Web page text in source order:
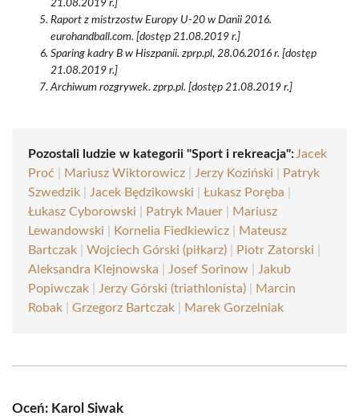
21.08.2019 r.]
Raport z mistrzostw Europy U-20 w Danii 2016.
eurohandball.com. [dostęp 21.08.2019 r.]
Sparing kadry B w Hiszpanii. zprp.pl, 28.06.2016 r. [dostęp
21.08.2019 r.]
Archiwum rozgrywek. zprp.pl. [dostęp 21.08.2019 r.]
Pozostali ludzie w kategorii "Sport i rekreacja": Jacek
Proć
Mariusz Wiktorowicz Jerzy Koziński
Patryk
Szwedzik
Jacek Będzikowski Łukasz Poręba
Łukasz Cyborowski
Patryk Mauer
Mariusz
Lewandowski
Kornelia Fiedkiewicz
Mateusz
Bartczak
Wojciech Górski (piłkarz) Piotr Zatorski
Aleksandra Klejnowska
Josef Sorinow
Jakub
Popiwczak
Jerzy Górski (triathlonista)
Marcin
Robak
Grzegorz Bartczak Marek Gorzelniak
Oceń: Karol Siwak